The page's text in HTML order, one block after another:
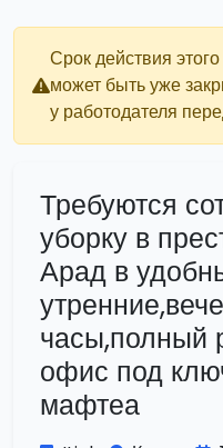
Срок действия
может быть уже
у работодателя
Требуются
уборку в
Арад в
часы,полный
офис под
мафтеа